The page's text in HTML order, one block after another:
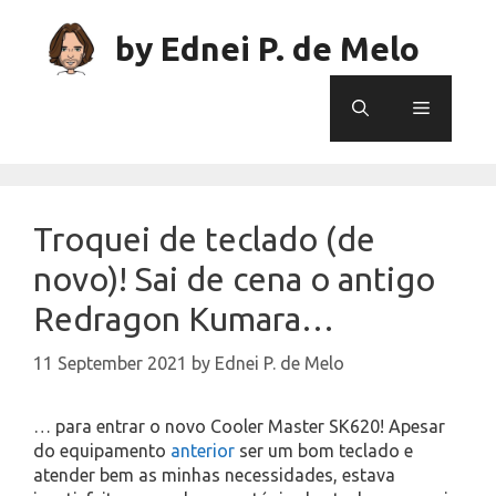
content
by Ednei P. de Melo
Menu
Troquei de teclado (de
novo)! Sai de cena o antigo
Redragon Kumara…
11 September 2021 by Ednei P. de Melo
… para entrar o novo Cooler Master SK620! Apesar
do equipamento anterior ser um bom teclado e
atender bem as minhas necessidades, estava